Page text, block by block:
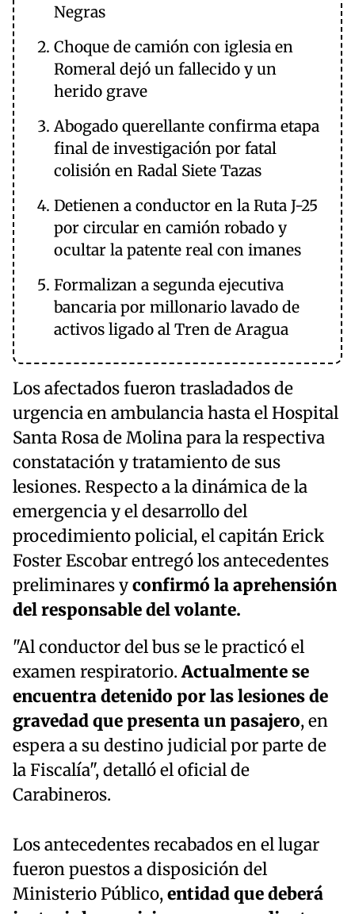
Negras
Choque de camión con iglesia en
Romeral dejó un fallecido y un
herido grave
Abogado querellante confirma etapa
final de investigación por fatal
colisión en Radal Siete Tazas
Detienen a conductor en la Ruta J-25
por circular en camión robado y
ocultar la patente real con imanes
Formalizan a segunda ejecutiva
bancaria por millonario lavado de
activos ligado al Tren de Aragua
Los afectados fueron trasladados de
urgencia en ambulancia hasta el Hospital
Santa Rosa de Molina para la respectiva
constatación y tratamiento de sus
lesiones. Respecto a la dinámica de la
emergencia y el desarrollo del
procedimiento policial, el capitán Erick
Foster Escobar entregó los antecedentes
preliminares yconfirmó la aprehensión
del responsable del volante.
"Al conductor del bus se le practicó el
examen respiratorio.Actualmente se
encuentra detenido por las lesiones de
gravedad que presenta un pasajero, en
espera a su destino judicial por parte de
la Fiscalía", detalló el oficial de
Carabineros.
Los antecedentes recabados en el lugar
fueron puestos a disposición del
Ministerio Público,entidad que deberá